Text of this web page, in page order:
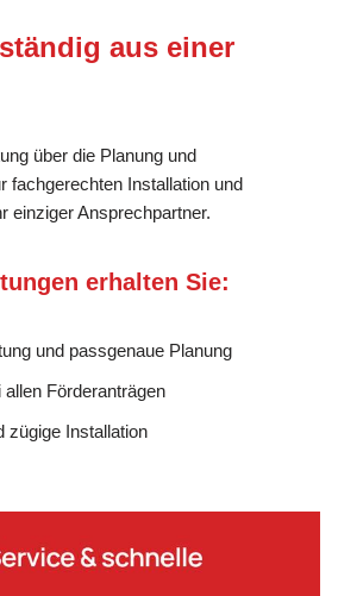
aus einer
über die Planung und
fachgerechten Installation und
einziger Ansprechpartner.
erhalten Sie:
und passgenaue Planung
Förderanträgen
zügige Installation